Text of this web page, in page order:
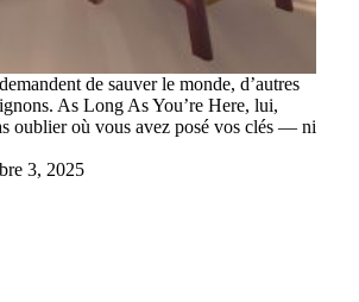
de sauver le monde, d’autres
As Long As You’re Here, lui,
oublier où vous avez posé vos clés — ni
3, 2025